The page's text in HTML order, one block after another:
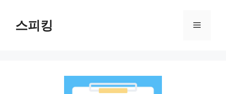
스피킹 메